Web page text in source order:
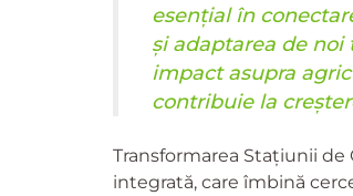
esențial în
și adaptarea de
impact asupra
contribuie la
Transformarea Stațiunii
integrată, care îmbină